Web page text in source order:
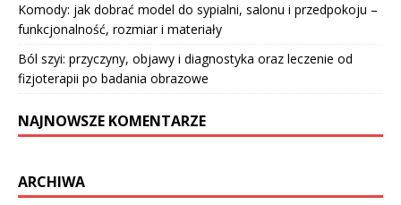
Komody: jak dobrać model do sypialni, salonu i przedpokoju –
funkcjonalność, rozmiar i materiały
Ból szyi: przyczyny, objawy i diagnostyka oraz leczenie od
fizjoterapii po badania obrazowe
NAJNOWSZE KOMENTARZE
ARCHIWA